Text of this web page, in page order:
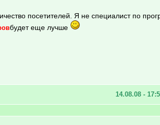
посетителей. Я не специалист по
будет еще лучше
14.08.08 -